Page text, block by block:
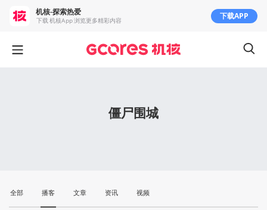
僵尸围城
全部 播客 文章 资讯 视频
机核-探索热爱
下载 机核App 浏览更多精彩内容 下载APP